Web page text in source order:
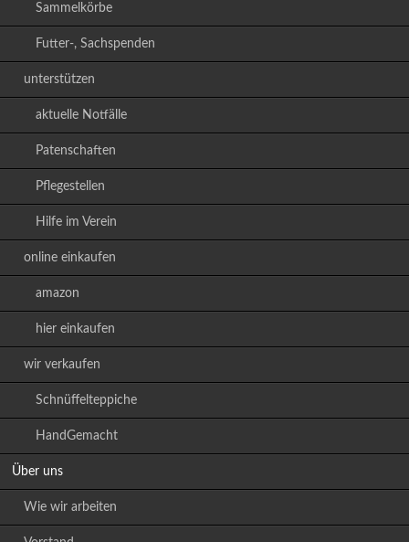
Sammelkörbe
Futter-, Sachspenden
unterstützen
aktuelle Notfälle
Patenschaften
Pflegestellen
Hilfe im Verein
online einkaufen
amazon
hier einkaufen
wir verkaufen
Schnüffelteppiche
HandGemacht
Über uns
Wie wir arbeiten